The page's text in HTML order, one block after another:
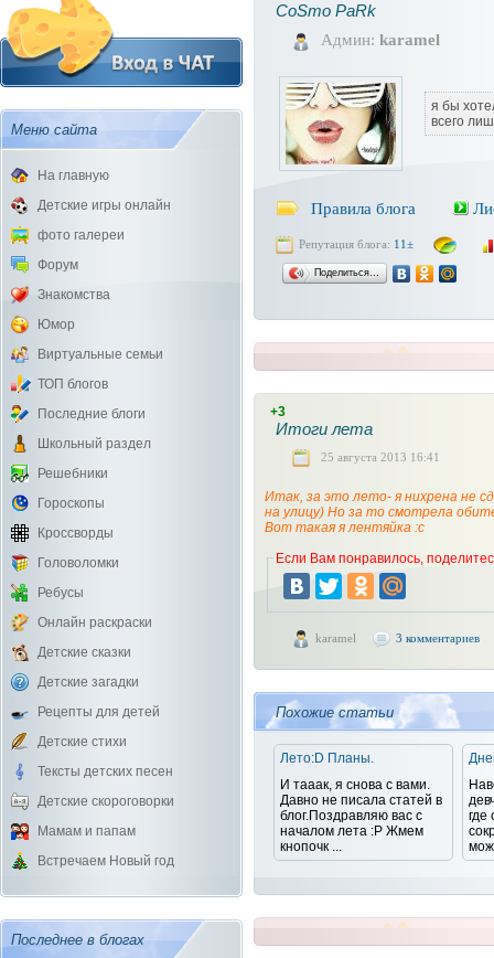
Меню сайта
На главную
Детские игры онлайн
фото галереи
Форум
Знакомства
Юмор
Виртуальные семьи
ТОП блогов
Последние блоги
Школьный раздел
Решебники
Гороскопы
Кроссворды
Головоломки
Ребусы
Онлайн раскраски
Детские сказки
Детские загадки
Рецепты для детей
Детские стихи
Тексты детских песен
Детские скороговорки
Мамам и папам
Встречаем Новый год
Последнее в блогах
CoSmo PaRk
Админ: karamel
я бы
всего
Правила блога
Репутация блога: 11±
Поделиться…
+3
Итоги лета
25 августа 2013 16:41
Итак, за это лето- я нихрена не
на улицу) Но за то смотрела
Вот такая я лентяйка :с
Если Вам понравилось,
karamel 3 комментариев
Похожие статьи
Лето:D Планы.
И тааак, я снова с вами.
Давно не писала статей в
блог.Поздравляю вас с
началом лета :Р Жмем
кнопочк ...
где